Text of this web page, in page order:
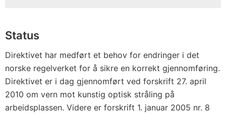
Status
Direktivet har medført et behov for endringer i det
norske regelverket for å sikre en korrekt gjennomføring.
Direktivet er i dag gjennomført ved forskrift 27. april
2010 om vern mot kunstig optisk stråling på
arbeidsplassen. Videre er forskrift 1. januar 2005 nr. 8